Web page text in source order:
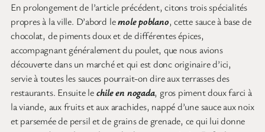
En prolongement de l’article précédent, citons trois spécialités
propres à la ville. D’abord lemole poblano, cette sauce à base de
chocolat, de piments doux et de différentes épices,
accompagnant généralement du poulet, que nous avions
découverte dans un marché et qui est donc originaire d’ici,
servie à toutes les sauces pourrait-on dire aux terrasses des
restaurants. Ensuite lechile en nogada, gros piment doux farci à
la viande, aux fruits et aux arachides, nappé d’une sauce aux noix
et parsemée de persil et de grains de grenade, ce qui lui donne